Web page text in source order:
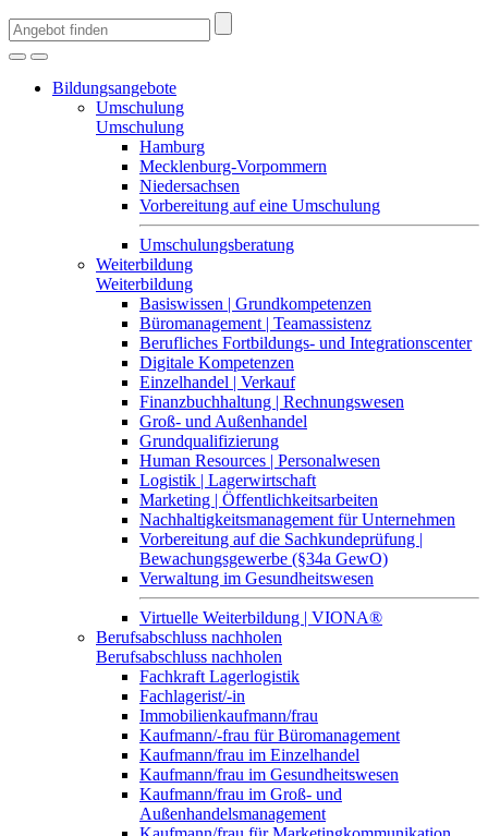
Bildungsangebote
Umschulung
Umschulung
Hamburg
Mecklenburg-Vorpommern
Niedersachsen
Vorbereitung auf eine Umschulung
Umschulungsberatung
Weiterbildung
Weiterbildung
Basiswissen | Grundkompetenzen
Büromanagement | Teamassistenz
Berufliches Fortbildungs- und Integrationscenter
Digitale Kompetenzen
Einzelhandel | Verkauf
Finanzbuchhaltung | Rechnungswesen
Groß- und Außenhandel
Grundqualifizierung
Human Resources | Personalwesen
Logistik | Lagerwirtschaft
Marketing | Öffentlichkeitsarbeiten
Nachhaltigkeitsmanagement für Unternehmen
Vorbereitung auf die Sachkundeprüfung |
Bewachungsgewerbe (§34a GewO)
Verwaltung im Gesundheitswesen
Virtuelle Weiterbildung | VIONA®
Berufsabschluss nachholen
Berufsabschluss nachholen
Fachkraft Lagerlogistik
Fachlagerist/-in
Immobilienkaufmann/frau
Kaufmann/-frau für Büromanagement
Kaufmann/frau im Einzelhandel
Kaufmann/frau im Gesundheitswesen
Kaufmann/frau im Groß- und
Außenhandelsmanagement